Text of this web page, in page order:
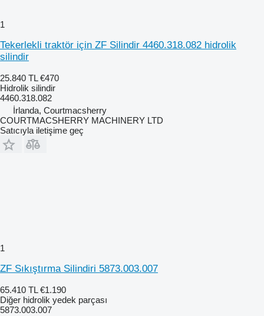
1
Tekerlekli traktör için ZF Silindir 4460.318.082 hidrolik
silindir
25.840 TL €470
Hidrolik silindir
4460.318.082
İrlanda, Courtmacsherry
COURTMACSHERRY MACHINERY LTD
Satıcıyla iletişime geç
1
ZF Sıkıştırma Silindiri 5873.003.007
65.410 TL €1.190
Diğer hidrolik yedek parçası
5873.003.007